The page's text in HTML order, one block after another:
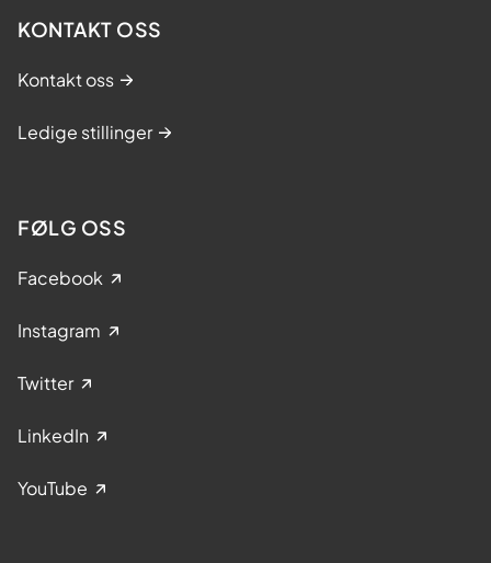
KONTAKT OSS
Kontakt oss
Ledige stillinger
FØLG OSS
Facebook
Instagram
Twitter
LinkedIn
YouTube